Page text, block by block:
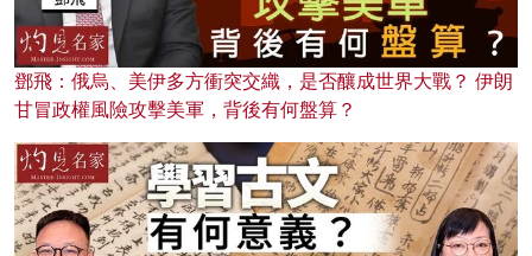
鄧飛：俄烏、美伊多方衝突交織，是否釀成世界大戰？ 伊朗
甘冒政權風險攻擊美軍，背後有何盤算？